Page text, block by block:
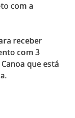
com a
receber
com 3
que está